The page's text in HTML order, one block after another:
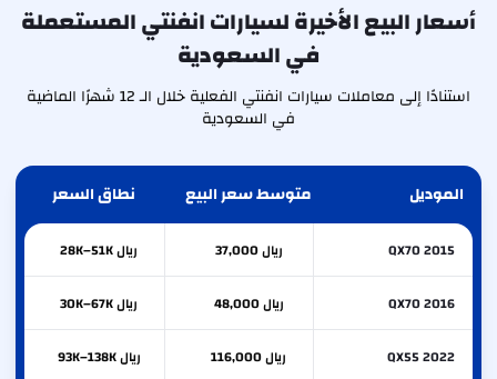
أسعار البيع الأخيرة لسيارات انفنتي المستعملة
في السعودية
استنادًا إلى معاملات سيارات انفنتي الفعلية خلال الـ 12 شهرًا الماضية
في السعودية
الموديل متوسط سعر البيع نطاق السعر
QX70 2015 ريال 37,000 ريال 28K–51K
QX70 2016 ريال 48,000 ريال 30K–67K
QX55 2022 ريال 116,000 ريال 93K–138K